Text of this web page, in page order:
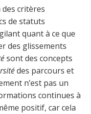
critères
de statuts
quant à ce que
des glissements
sont des concepts
des parcours et
n’est pas un
continues à
positif, car cela